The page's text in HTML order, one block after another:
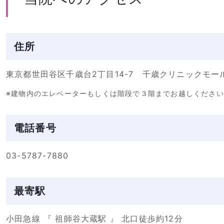
住所
東京都世田谷区千歳台2丁目14-7 千歳クリニックモー
※建物内のエレベーターもしくは階段で３階までお越しください
電話番号
03-5787-7880
最寄駅
小田急線 『 祖師谷大蔵駅 』 北口徒歩約12分